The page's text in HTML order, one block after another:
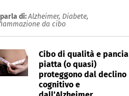
cos'è
notizie
di:Alzheimer, Diabete,
da cibo
Cibo di qualità e pancia
piatta (o quasi)
proteggono dal declino
cognitivo e